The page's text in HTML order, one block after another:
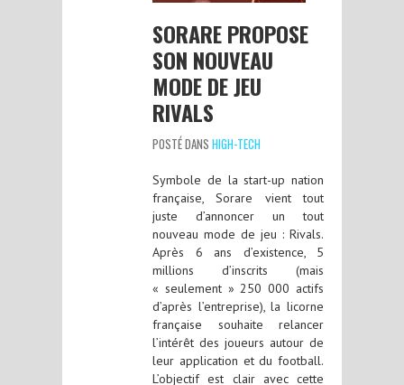
SORARE PROPOSE
SON NOUVEAU
MODE DE JEU
RIVALS
POSTÉ DANS HIGH-TECH
Symbole de la start-up nation
française, Sorare vient tout
juste d’annoncer un tout
nouveau mode de jeu : Rivals.
Après 6 ans d’existence, 5
millions d’inscrits (mais
« seulement » 250 000 actifs
d’après l’entreprise), la licorne
française souhaite relancer
l’intérêt des joueurs autour de
leur application et du football.
L’objectif est clair avec cette